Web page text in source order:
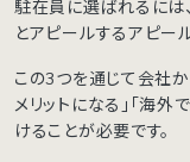
駐在員に選ばれるには
とアピールするアピー
この3つを通じて会社か
メリットになる」「海
けることが必要です。